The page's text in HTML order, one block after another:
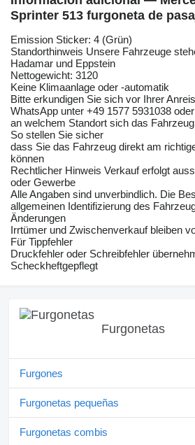
Sprinter 513 furgoneta de
Emission Sticker: 4 (Grün)
Standorthinweis Unsere Fahrzeuge
Hadamar und Eppstein
Nettogewicht: 3120
Keine Klimaanlage oder -automatik
Bitte erkundigen Sie sich vor Ihrer
WhatsApp unter +49 1577 5931038
an welchem Standort sich das
So stellen Sie sicher
dass Sie das Fahrzeug direkt am
können
Rechtlicher Hinweis Verkauf erfolgt
oder Gewerbe
Alle Angaben sind unverbindlich. Die
allgemeinen Identifizierung des
Änderungen
Irrtümer und Zwischenverkauf bleiben
Für Tippfehler
Druckfehler oder Schreibfehler
Scheckheftgepflegt
Furgonetas
Furgones
Furgonetas pequeñas
Furgonetas combis